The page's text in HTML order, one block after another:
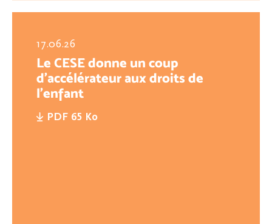
17.06.26
Le CESE donne un coup
d’accélérateur aux droits de
l’enfant
PDF 65 Ko